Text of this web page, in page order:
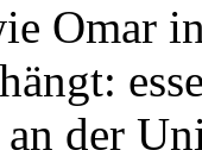
Omar
der